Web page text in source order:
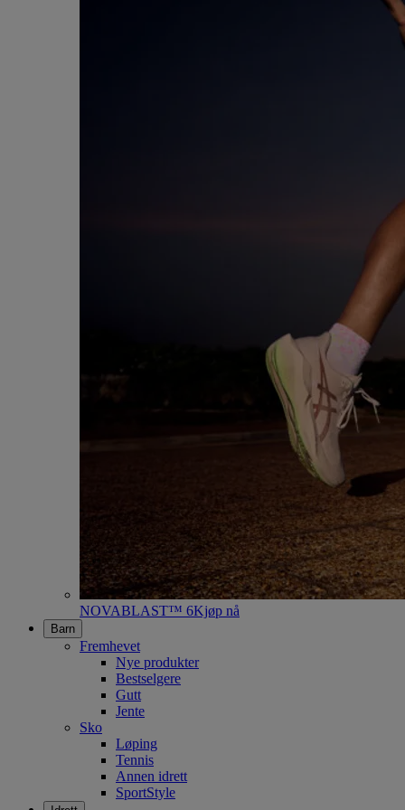
NOVABLAST™ 6Kjøp nå
Barn
Fremhevet
Nye produkter
Bestselgere
Gutt
Jente
Sko
Løping
Tennis
Annen idrett
SportStyle